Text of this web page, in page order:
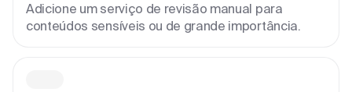
Adicione um serviço de revisão manual para
conteúdos sensíveis ou de grande importância.